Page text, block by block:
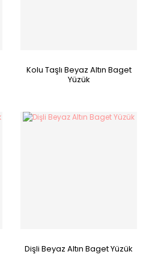
Kolu Taşlı Beyaz Altın Baget
Yüzük
Dişli Beyaz Altın Baget Yüzük